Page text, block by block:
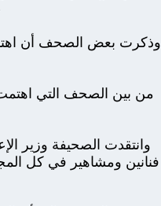
وذكرت بعض الصحف أن
من بين الصحف التي
وانتقدت الصحيفة وزير
فنانين ومشاهير في كل